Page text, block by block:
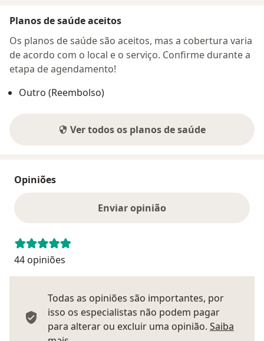
Planos de saúde aceitos
Os planos de saúde são aceitos, mas a cobertura varia
de acordo com o local e o serviço. Confirme durante a
etapa de agendamento!
Outro (Reembolso)
Ver todos os planos de saúde
Opiniões
Enviar opinião
44 opiniões
Todas as opiniões são importantes, por
isso os especialistas não podem pagar
para alterar ou excluir uma opinião. Saiba